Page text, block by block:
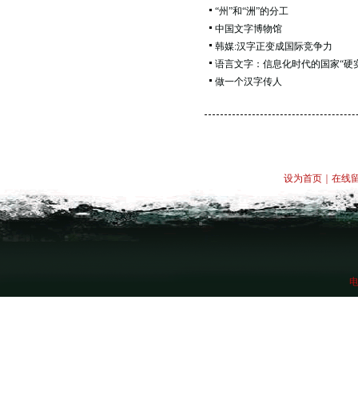
“州”和“洲”的分工
中国文字博物馆
韩媒:汉字正变成国际竞争力
语言文字：信息化时代的国家“硬
做一个汉字传人
设为首页 ｜在线